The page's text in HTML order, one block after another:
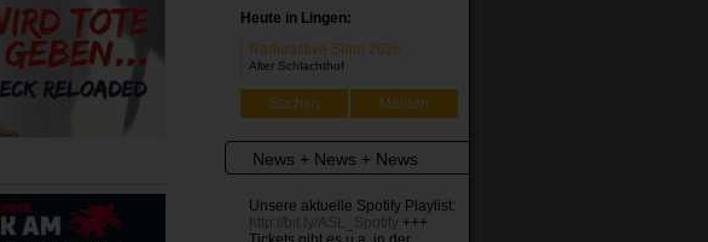
Heute in Lingen:
Radioactive Slam 2026
Alter Schlachthof
Suchen Melden
News + News + News
Unsere aktuelle Spotify Playlist:
http://bit.ly/ASL_Spotify +++